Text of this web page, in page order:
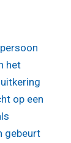
het
op een
gebeurt